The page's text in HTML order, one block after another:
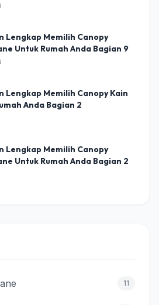
Lengkap Memilih Canopy
Untuk Rumah Anda Bagian 9
Lengkap Memilih Canopy Kain
Anda Bagian 2
Lengkap Memilih Canopy
Untuk Rumah Anda Bagian 2
11